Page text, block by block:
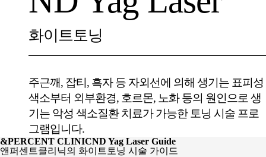
화이트토닝
주근깨, 잡티, 흑자 등 자외선에 의해 생기는 표피성
색소부터 외부환경, 호르몬, 노화 등의 원인으로 생
기는 악성 색소질환 치료가 가능한 토닝 시술 프로
그램입니다.
&PERCENT CLINICND Yag Laser Guide
앤퍼센트클리닉의 화이트토닝 시술 가이드